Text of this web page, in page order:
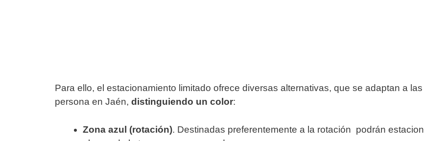
Para ello, el estacionamiento limitado ofrece diversas alternativas, que se adaptan a
persona en Jaén, distinguiendo un color:
Zona azul (rotación). Destinadas preferentemente a la rotación podrán